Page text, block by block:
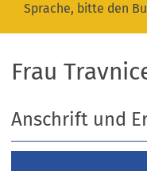
Sprache, bitte den
Frau
Anschrift und